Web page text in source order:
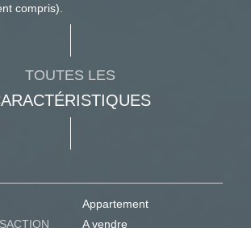
compris).
TOUTES LES
Appartement
A vendre